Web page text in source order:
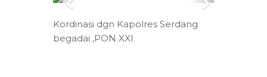
Kordinasi dgn Kapolres Serdang
begadai ,PON XXI